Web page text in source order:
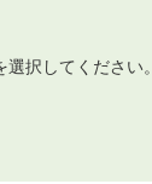
択してください。